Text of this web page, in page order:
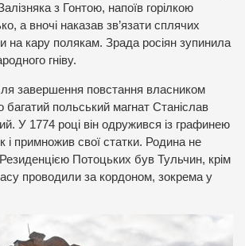
з Гонтою, напоїв горілкою
а вночі наказав зв’язати сплячих
на кару полякам. Зрада росіян зупинила
гніву.
завершення повстання власником
багатий польський магнат Станіслав
У 1774 році він одружився із графинею
примножив свої статки. Родина не
Потоцьких був Тульчин, крім
проводили за кордоном, зокрема у